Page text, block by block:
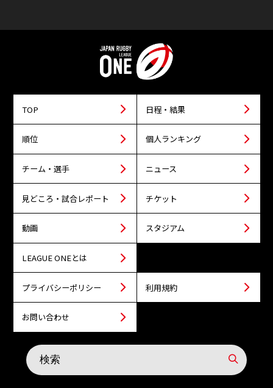
TOP 日程・結果
順位 個人ランキング
チーム・選手 ニュース
見どころ・試合レポート チケット
動画 スタジアム
LEAGUE ONEとは
プライバシーポリシー 利用規約
お問い合わせ